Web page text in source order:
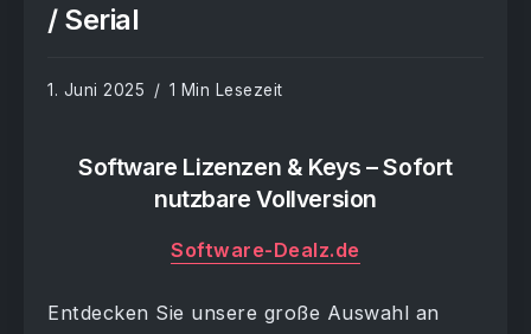
/ Serial
1. Juni 2025 1 Min Lesezeit
Software Lizenzen & Keys – Sofort
nutzbare Vollversion
Software-Dealz.de
Entdecken Sie unsere große Auswahl an